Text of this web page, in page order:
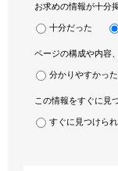
お求めの情報が十分
十分だった
ページの構成や内容
分かりやすかった
この情報をすぐに見
すぐに見つけら